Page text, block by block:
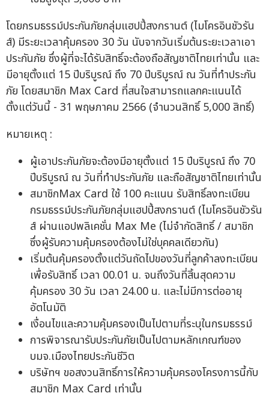
โดยกรมธรรม์ประกันภัยกลุ่มแฮปปี้สงกรานต์ (ไมโครอินชัวรัน
ส์) มีระยะเวลาคุ้มครอง 30 วัน นับจากวันเริ่มต้นระยะเวลาเอา
ประกันภัย ซึ่งผู้ที่จะได้รับสิทธิ์จะต้องถือสัญชาติไทยเท่านั้น และ
มีอายุตั้งแต่ 15 ปีบริบูรณ์ ถึง 70 ปีบริบูรณ์ ณ วันที่ทำประกัน
ภัย โดยสมาชิก Max Card ที่สนใจสามารถแลกคะแนนได้
ตั้งแต่วันนี้ - 31 พฤษภาคม 2566 (จำนวนสิทธิ์ 5,000 สิทธิ์)
หมายเหตุ :
ผู้เอาประกันภัยจะต้องมีอายุตั้งแต่ 15 ปีบริบูรณ์ ถึง 70
ปีบริบูรณ์ ณ วันที่ทำประกันภัย และถือสัญชาติไทยเท่านั้น
สมาชิกMax Card ใช้ 100 คะแนน รับสิทธิ์ลงทะเบียน
กรมธรรม์ประกันภัยกลุ่มแฮปปี้สงกรานต์ (ไมโครอินชัวรัน
ส์ ผ่านแอปพลิเคชั่น Max Me (ไม่จำกัดสิทธิ์ / สมาชิก
ซึ่งผู้รับความคุ้มครองต้องไม่ใช่บุคคลเดียวกัน)
เริ่มต้นคุ้มครองตั้งแต่วันถัดไปของวันที่ลูกค้าลงทะเบียน
เพื่อรับสิทธิ์ เวลา 00.01 น. จนถึงวันที่สิ้นสุดความ
คุ้มครอง 30 วัน เวลา 24.00 น. และไม่มีการต่ออายุ
อัตโนมัติ
เงื่อนไขและความคุ้มครองเป็นไปตามที่ระบุในกรมธรรม์
การพิจารณารับประกันภัยเป็นไปตามหลักเกณฑ์ของ
บมจ.เมืองไทยประกันชีวิต
บริษัทฯ ขอสงวนสิทธิ์การให้ความคุ้มครองโครงการนี้กับ
สมาชิก Max Card เท่านั้น